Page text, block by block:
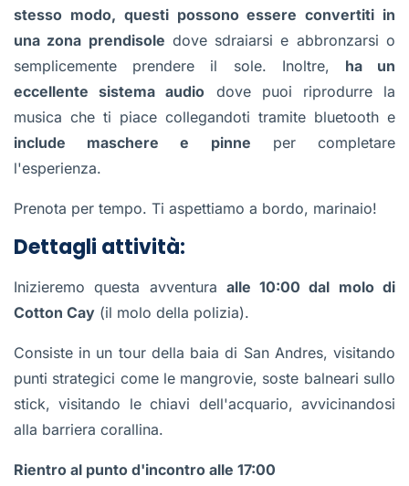
stesso modo, questi possono essere convertiti in
una zona prendisole dove sdraiarsi e abbronzarsi o
semplicemente prendere il sole. Inoltre, ha un
eccellente sistema audio dove puoi riprodurre la
musica che ti piace collegandoti tramite bluetooth e
include maschere e pinne per completare
l'esperienza.
Prenota per tempo. Ti aspettiamo a bordo, marinaio!
Dettagli attività:
Inizieremo questa avventura alle 10:00 dal molo di
Cotton Cay (il molo della polizia).
Consiste in un tour della baia di San Andres, visitando
punti strategici come le mangrovie, soste balneari sullo
stick, visitando le chiavi dell'acquario, avvicinandosi
alla barriera corallina.
Rientro al punto d'incontro alle 17:00